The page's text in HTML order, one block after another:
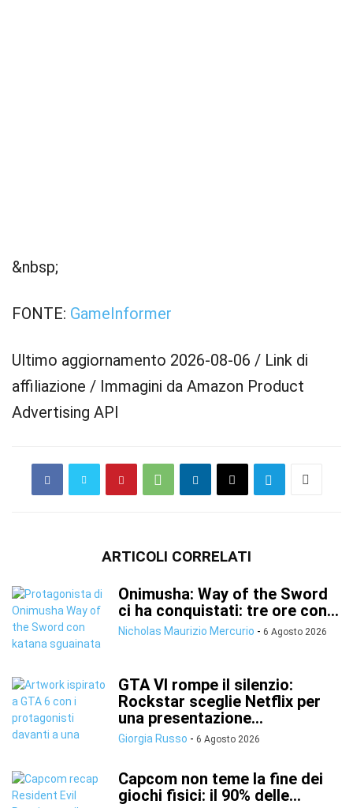
&nbsp;
FONTE: GameInformer
Ultimo aggiornamento 2026-08-06 / Link di
affiliazione / Immagini da Amazon Product
Advertising API
ARTICOLI CORRELATI
Onimusha: Way of the Sword
ci ha conquistati: tre ore con...
Nicholas Maurizio Mercurio - 6 Agosto 2026
GTA VI rompe il silenzio:
Rockstar sceglie Netflix per
una presentazione...
Giorgia Russo - 6 Agosto 2026
Capcom non teme la fine dei
giochi fisici: il 90% delle...